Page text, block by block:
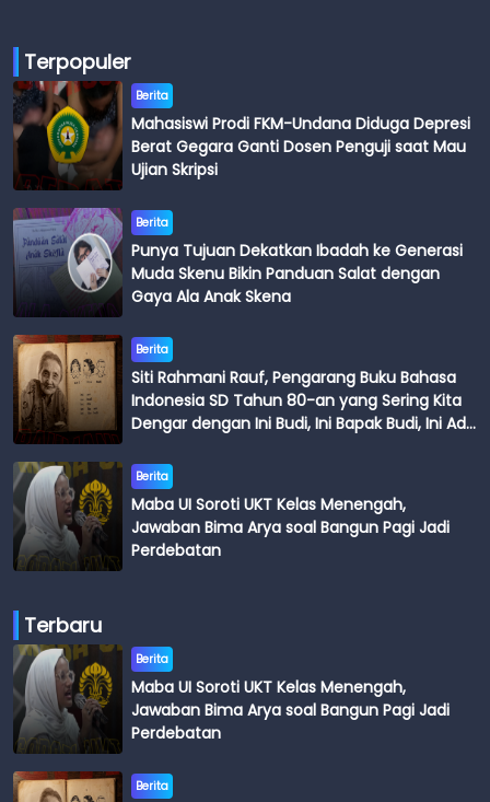
Terpopuler
Berita
Mahasiswi Prodi FKM-Undana Diduga Depresi
Berat Gegara Ganti Dosen Penguji saat Mau
Ujian Skripsi
Berita
Punya Tujuan Dekatkan Ibadah ke Generasi
Muda Skenu Bikin Panduan Salat dengan
Gaya Ala Anak Skena
Berita
Siti Rahmani Rauf, Pengarang Buku Bahasa
Indonesia SD Tahun 80-an yang Sering Kita
Dengar dengan Ini Budi, Ini Bapak Budi, Ini Adik
Berita
Maba UI Soroti UKT Kelas Menengah,
Jawaban Bima Arya soal Bangun Pagi Jadi
Perdebatan
Terbaru
Berita
Maba UI Soroti UKT Kelas Menengah,
Jawaban Bima Arya soal Bangun Pagi Jadi
Perdebatan
Berita